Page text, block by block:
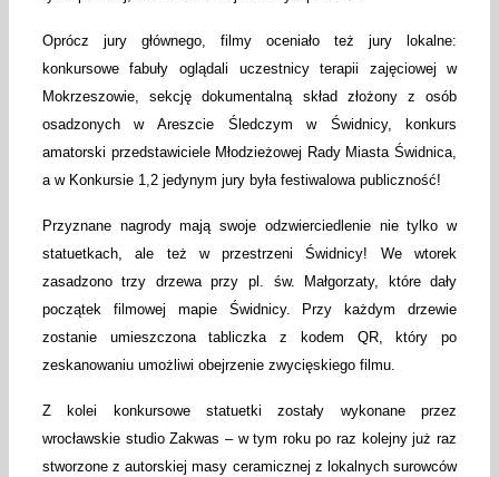
Oprócz jury głównego, filmy oceniało też jury lokalne:
konkursowe fabuły oglądali uczestnicy terapii zajęciowej w
Mokrzeszowie, sekcję dokumentalną skład złożony z osób
osadzonych w Areszcie Śledczym w Świdnicy, konkurs
amatorski przedstawiciele Młodzieżowej Rady Miasta Świdnica,
a w Konkursie 1,2 jedynym jury była festiwalowa publiczność!
Przyznane nagrody mają swoje odzwierciedlenie nie tylko w
statuetkach, ale też w przestrzeni Świdnicy! We wtorek
zasadzono trzy drzewa przy pl. św. Małgorzaty, które dały
początek filmowej mapie Świdnicy. Przy każdym drzewie
zostanie umieszczona tabliczka z kodem QR, który po
zeskanowaniu umożliwi obejrzenie zwycięskiego filmu.
Z kolei konkursowe statuetki zostały wykonane przez
wrocławskie studio Zakwas – w tym roku po raz kolejny już raz
stworzone z autorskiej masy ceramicznej z lokalnych surowców